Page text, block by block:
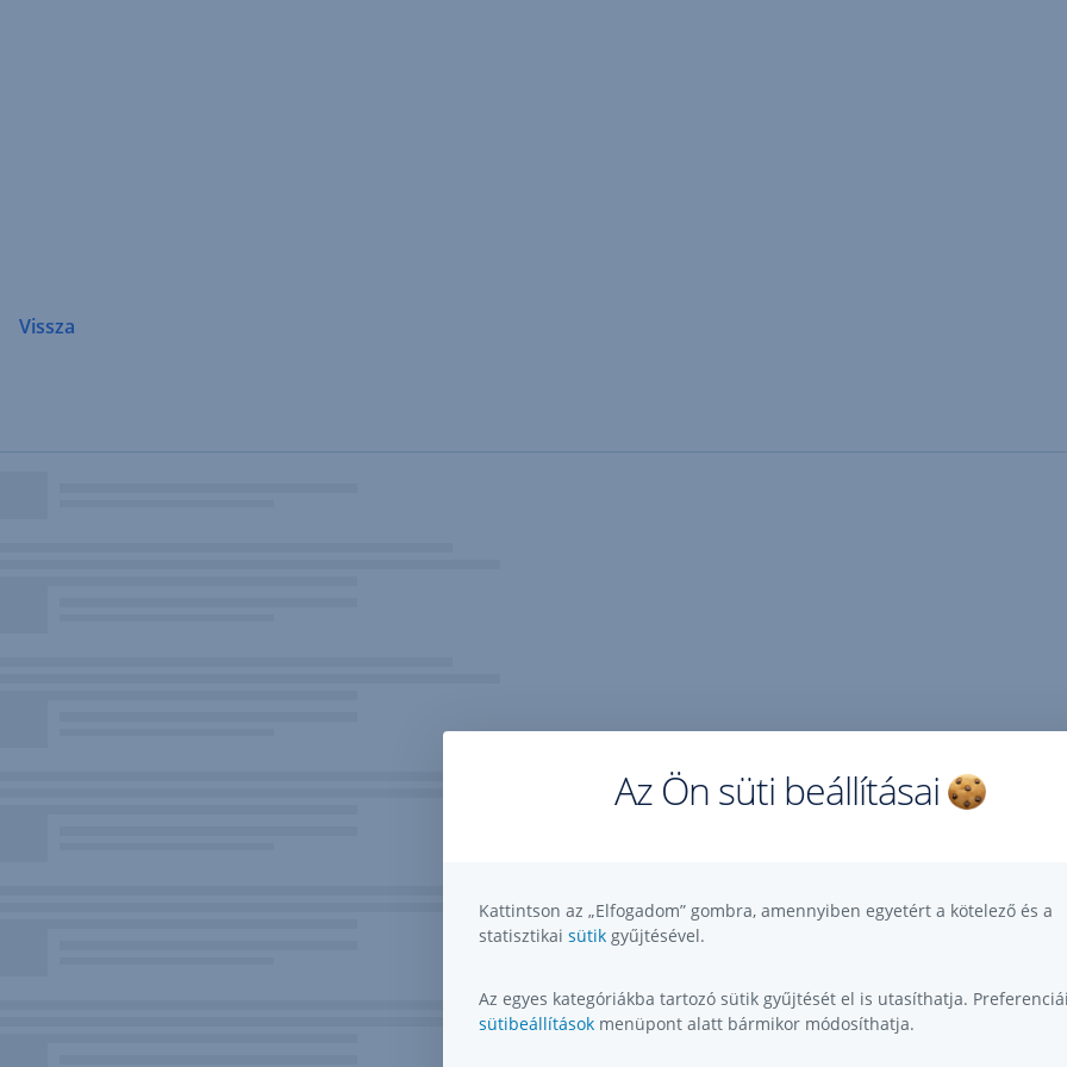
Vissza
Az Ön süti beállításai
Kattintson az „Elfogadom” gombra, amennyiben egyetért a kötelező és a
statisztikai sütik gyűjtésével.
Az egyes kategóriákba tartozó sütik gyűjtését el is utasíthatja.
sütibeállítások menüpont alatt bármikor módosíthatja.